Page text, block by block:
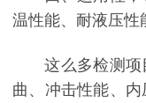
温性能、耐液压性
这么多检测
曲、冲击性能、